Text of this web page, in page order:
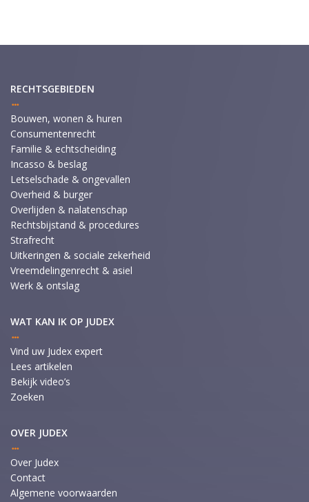
RECHTSGEBIEDEN
Bouwen, wonen & huren
Consumentenrecht
Familie & echtscheiding
Incasso & beslag
Letselschade & ongevallen
Overheid & burger
Overlijden & nalatenschap
Rechtsbijstand & procedures
Strafrecht
Uitkeringen & sociale zekerheid
Vreemdelingenrecht & asiel
Werk & ontslag
WAT KAN IK OP JUDEX
Vind uw Judex expert
Lees artikelen
Bekijk video’s
Zoeken
OVER JUDEX
Over Judex
Contact
Algemene voorwaarden